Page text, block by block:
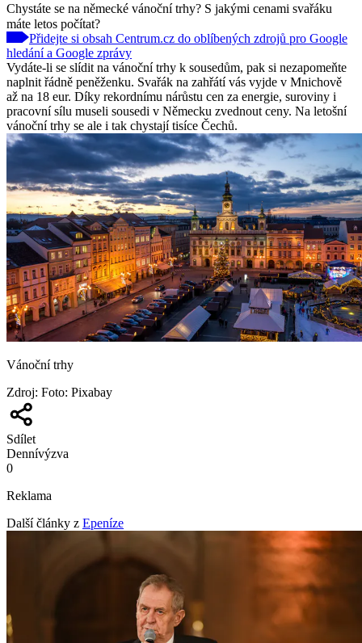
Chystáte se na německé vánoční trhy? S jakými cenami svařáku
máte letos počítat?
Přidejte si obsah Centrum.cz do oblíbených zdrojů pro Google
hledání a Google zprávy
Vydáte-li se slídit na vánoční trhy k sousedům, pak si nezapomeňte
naplnit řádně peněženku. Svařák na zahřátí vás vyjde v Mnichově
až na 18 eur. Díky rekordnímu nárůstu cen za energie, suroviny i
pracovní sílu museli sousedi v Německu zvednout ceny. Na letošní
vánoční trhy se ale i tak chystají tisíce Čechů.
Vánoční trhy
Zdroj: Foto: Pixabay
Sdílet
Dennívýzva
0
Reklama
Další články z Epeníze